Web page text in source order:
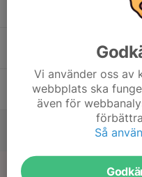
16
Vi använder oss
webbplats ska
även för
Så